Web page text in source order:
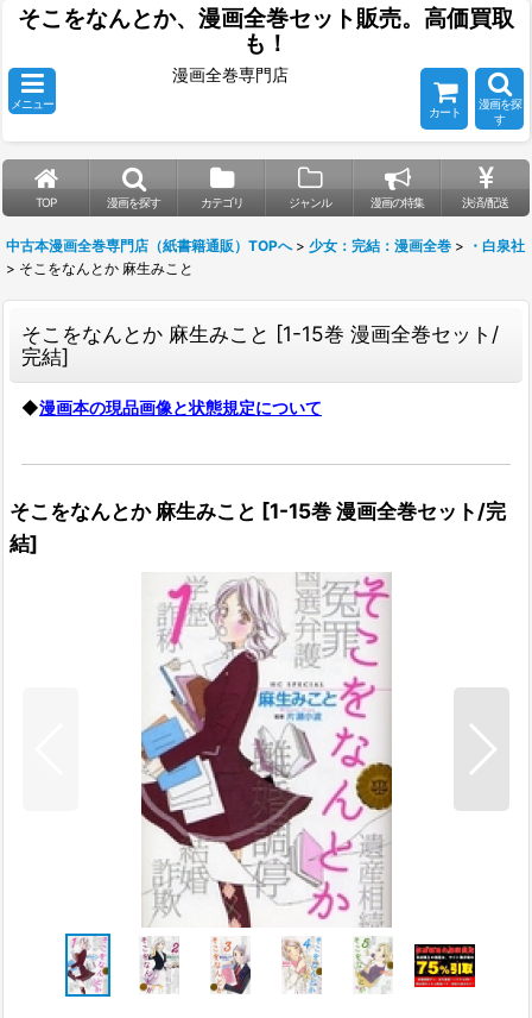
そこをなんとか、漫画全巻セット販売。高価買取
も！
メニュー
漫画全巻専門店
カート
漫画を探
す
TOP 漫画を探す カテゴリ ジャンル 漫画の特集 決済/配送
中古本漫画全巻専門店（紙書籍通販）TOPへ > 少女：完結：漫画全巻 > ・白泉社
> そこをなんとか 麻生みこと
そこをなんとか 麻生みこと [1-15巻 漫画全巻セット/
完結]
◆漫画本の現品画像と状態規定について
そこをなんとか 麻生みこと [1-15巻 漫画全巻セット/完
結]